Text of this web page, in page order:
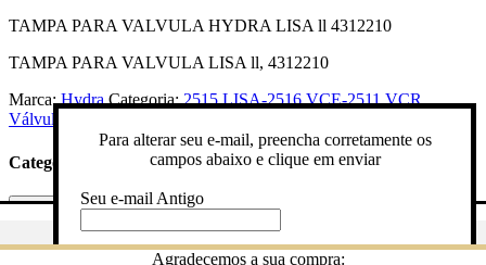
Gostaria de ser avisado quando o produto estiver em estoque?
TAMPA PARA VALVULA HYDRA LISA ll 4312210
TAMPA PARA VALVULA LISA ll, 4312210
Marca:Hydra.Categoria:2515 LISA-2516 VCE-2511 VCR,
Válvula Hydra/Caixa Acoplada
Categorias
Para alterar seu e-mail, preencha corretamente os
campos abaixo e clique em enviar
Seu e-mail Antigo
Digite novo e-mailAgradecemos a sua compra: